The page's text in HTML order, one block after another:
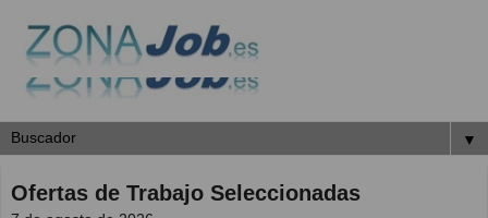
▼
Ofertas de Trabajo Seleccionadas